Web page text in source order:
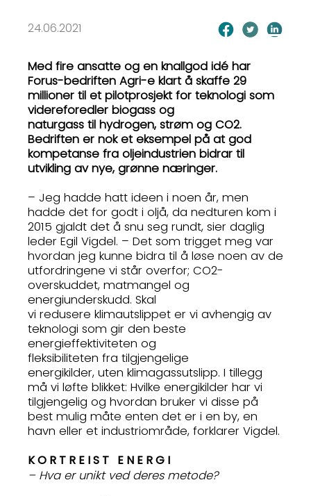
24.06.2021
Med fire ansatte og en knallgod idé har
Forus-bedriften Agri-e klart å skaffe 29
millioner til et pilotprosjekt for teknologi som
videreforedler biogass og
naturgass til hydrogen, strøm og CO2.
Bedriften er nok et eksempel på at god
kompetanse fra oljeindustrien bidrar til
utvikling av nye, grønne næringer.
– Jeg hadde hatt ideen i noen år, men
hadde det for godt i oljå, da nedturen kom i
2015 gjaldt det å snu seg rundt, sier daglig
leder Egil Vigdel. – Det som trigget meg var
hvordan jeg kunne bidra til å løse noen av de
utfordringene vi står overfor; CO2-
overskuddet, matmangel og
energiunderskudd. Skal
vi redusere klimautslippet er vi avhengig av
teknologi som gir den beste
energieffektiviteten og
fleksibiliteten fra tilgjengelige
energikilder, uten klimagassutslipp. I tillegg
må vi løfte blikket: Hvilke energikilder har vi
tilgjengelig og hvordan bruker vi disse på
best mulig måte enten det er i en by, en
havn eller et industriområde, forklarer Vigdel.
KORTREIST ENERGI
– Hva er unikt ved deres metode?